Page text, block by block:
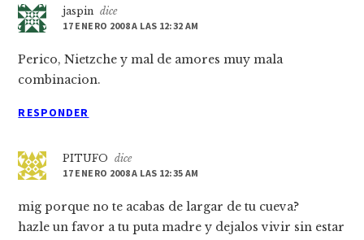
los
lectores
jaspin dice
17 ENERO 2008 A LAS 12:32 AM
Perico, Nietzche y mal de amores muy mala
combinacion.
RESPONDER
PITUFO
dice
17 ENERO 2008 A LAS 12:35 AM
mig porque no te acabas de largar de tu cueva?
hazle un favor a tu puta madre y dejalos vivir sin estar